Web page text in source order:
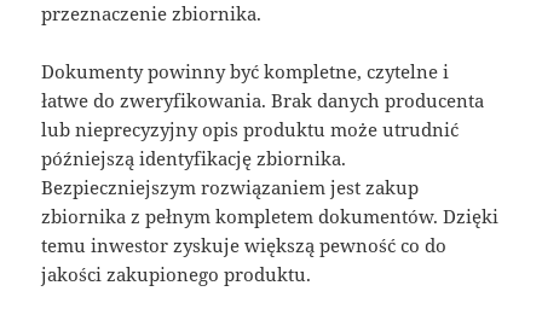
przeznaczenie zbiornika.
Dokumenty powinny być kompletne, czytelne i
łatwe do zweryfikowania. Brak danych producenta
lub nieprecyzyjny opis produktu może utrudnić
późniejszą identyfikację zbiornika.
Bezpieczniejszym rozwiązaniem jest zakup
zbiornika z pełnym kompletem dokumentów. Dzięki
temu inwestor zyskuje większą pewność co do
jakości zakupionego produktu.